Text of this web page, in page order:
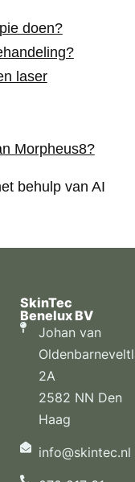
doen?
laser
Morpheus8?
behulp van AI
SkinTec
Benelux BV
Johan van
2A
2582 NN Den
Haag
info@skintec.nl